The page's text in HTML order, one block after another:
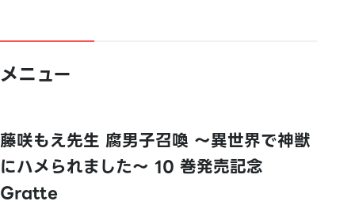
メニュー
藤咲もえ先生 腐男子召喚 ～異世界で神獣
にハメられました～ 10 巻発売記念
Gratte